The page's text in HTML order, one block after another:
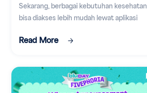
Sekarang, berbagai kebutuhan kesehatan
bisa diakses lebih mudah lewat aplikasi
Read More